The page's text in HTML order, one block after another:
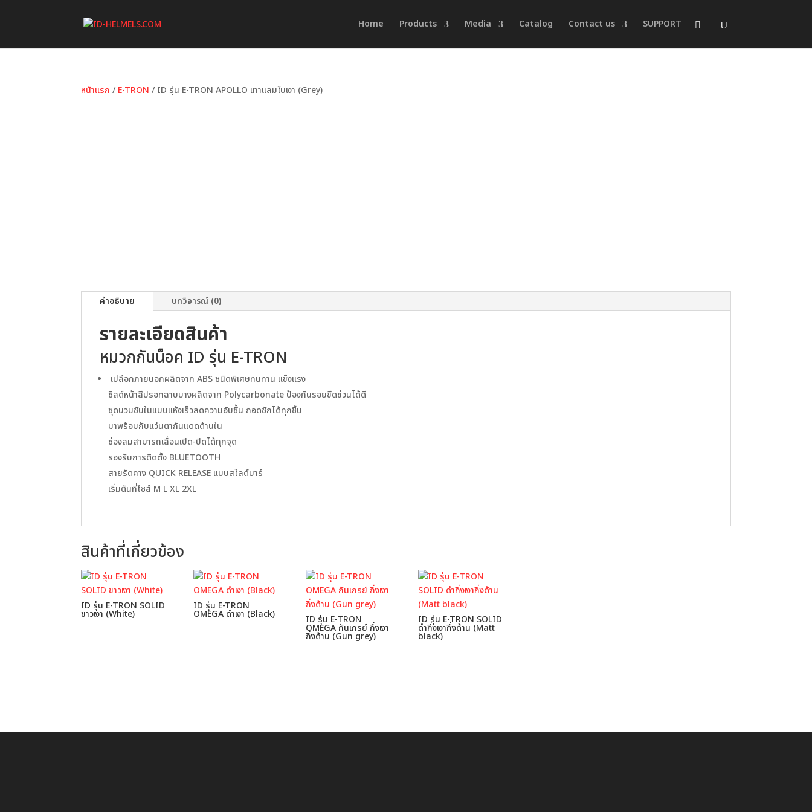
Home Products Media Catalog Contact us SUPPORT
หน้าแรก / E-TRON / ID รุ่น E-TRON APOLLO เทาแลมโบเงา (Grey)
คำอธิบาย บทวิจารณ์ (0)
รายละเอียดสินค้า
หมวกกันน็อค ID รุ่น E-TRON
เปลือกภายนอกผลิตจาก ABS ชนิดพิเศษทนทาน แข็งแรง
ชิลด์หน้าสีปรอทฉาบบางผลิตจาก Polycarbonate ป้องกันรอยขีดข่วนได้ดี
ชุดนวมซับในแบบแห้งเร็วลดความอับชื้น ถอดซักได้ทุกชิ้น
มาพร้อมกับแว่นตากันแดดด้านใน
ช่องลมสามารถเลื่อนเปิด-ปิดได้ทุกจุด
รองรับการติดตั้ง BLUETOOTH
สายรัดคาง QUICK RELEASE แบบสไลด์บาร์
เริ่มต้นที่ไซส์ M L XL 2XL
สินค้าที่เกี่ยวข้อง
ID รุ่น E-TRON SOLID
ขาวเงา (White)
ID รุ่น E-TRON
OMEGA ดำเงา (Black) ID รุ่น E-TRON
OMEGA กันเกรย์ กึ่งเงา
กึ่งด้าน (Gun grey)
ID รุ่น E-TRON SOLID
ดำกึ่งเงากึ่งด้าน (Matt
black)